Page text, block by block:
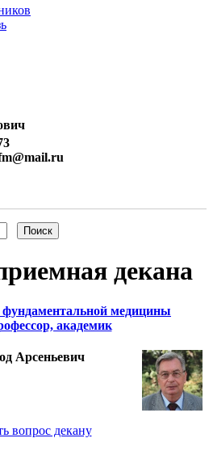
декана
фундаментальной медицины
академик
Арсеньевич
вопрос декану